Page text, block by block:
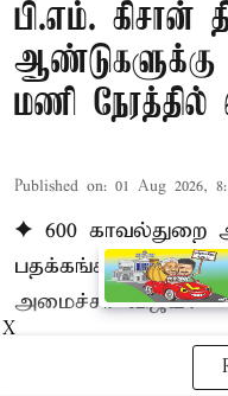
பி.எம். கிசான்
ஆண்டுகளுக்கு
மணி
Published on: 01 Aug 2026,
✦ 600 காவல்துறை
பதக்கங்களை வழங்கி
அமைச்சர் விஜய்!
X